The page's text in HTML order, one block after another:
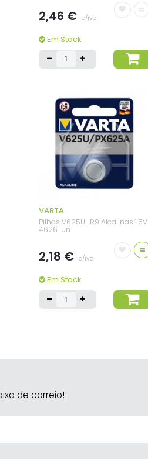
2,46 € c/iva
=
Em Stock
VARTA
Pilhas V625U LR9 Alcalinas 1.5V
4626 1un
2,18 € c/iva
=
Em Stock
de correio!